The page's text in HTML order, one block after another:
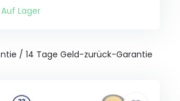
Auf Lager
/ 14 Tage Geld-zurück-Garantie